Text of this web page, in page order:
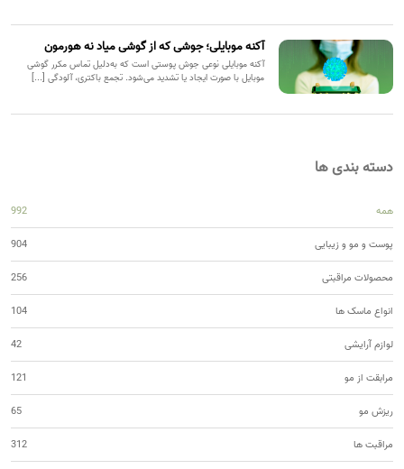
آکنه موبایلی؛ جوشی که از گوشی میاد نه هورمون
آکنه موبایلی نوعی جوش پوستی است که به‌دلیل تماس مکرر گوشی
موبایل با صورت ایجاد یا تشدید می‌شود. تجمع باکتری، آلودگی [...]
دسته بندی ها
همه 992
پوست و مو و زیبایی 904
محصولات مراقبتی 256
انواع ماسک ها 104
لوازم آرایشی 42
مرابقت از مو 121
ریزش مو 65
مراقبت ها 312